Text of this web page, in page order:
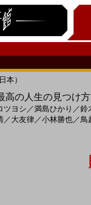
本）
高の人生の見つけ
ツヨシ ／満島ひかり ／鈴
／ 大友律／小林勝也／鳥